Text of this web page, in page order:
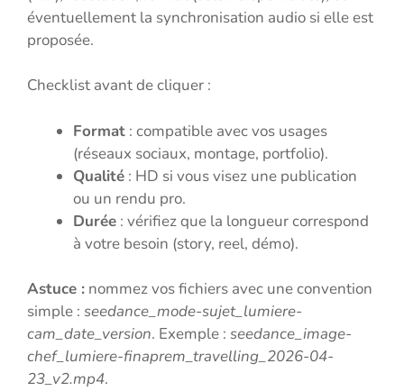
éventuellement la synchronisation audio si elle est
proposée.
Checklist avant de cliquer :
Format : compatible avec vos usages
(réseaux sociaux, montage, portfolio).
Qualité : HD si vous visez une publication
ou un rendu pro.
Durée : vérifiez que la longueur correspond
à votre besoin (story, reel, démo).
Astuce : nommez vos fichiers avec une convention
simple : seedance_mode-sujet_lumiere-
cam_date_version. Exemple : seedance_image-
chef_lumiere-finaprem_travelling_2026-04-
23_v2.mp4.